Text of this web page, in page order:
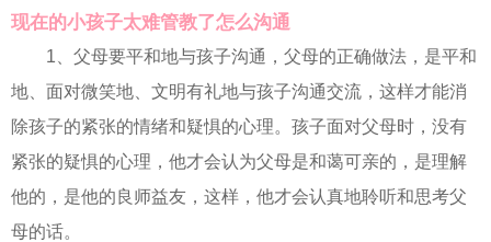
现在的小孩子太难管教了怎么沟通
1、父母要平和地与孩子沟通，父母的正确做法，是平和
地、面对微笑地、文明有礼地与孩子沟通交流，这样才能消
除孩子的紧张的情绪和疑惧的心理。孩子面对父母时，没有
紧张的疑惧的心理，他才会认为父母是和蔼可亲的，是理解
他的，是他的良师益友，这样，他才会认真地聆听和思考父
母的话。